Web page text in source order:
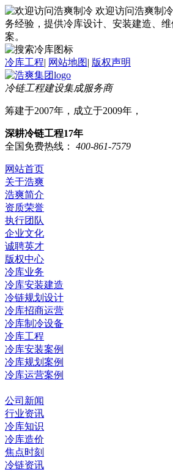
欢迎访问浩爽制冷
务经验，提供冷库设计、安装建造、
案。
冷库工程| 网站地图| 版权声明
冷链工程建设集成服务商
筹建于2007年，成立于2009年，
深耕冷链工程17年
全国免费热线：
400-861-7579
网站首页
关于浩爽
浩爽简介
资质荣誉
执行团队
企业文化
诚聘英才
版权中心
冷库业务
冷库安装建造
冷链规划设计
冷库招商运营
冷库制冷设备
冷库工程
冷库安装案例
冷库规划案例
冷库运营案例
公司新闻
行业资讯
冷库知识
冷库造价
焦点时刻
冷链资讯